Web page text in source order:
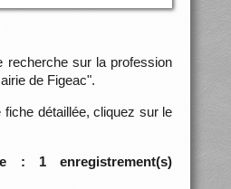
recherche sur la profession
de Figeac".
détaillée, cliquez sur le
: 1 enregistrement(s)